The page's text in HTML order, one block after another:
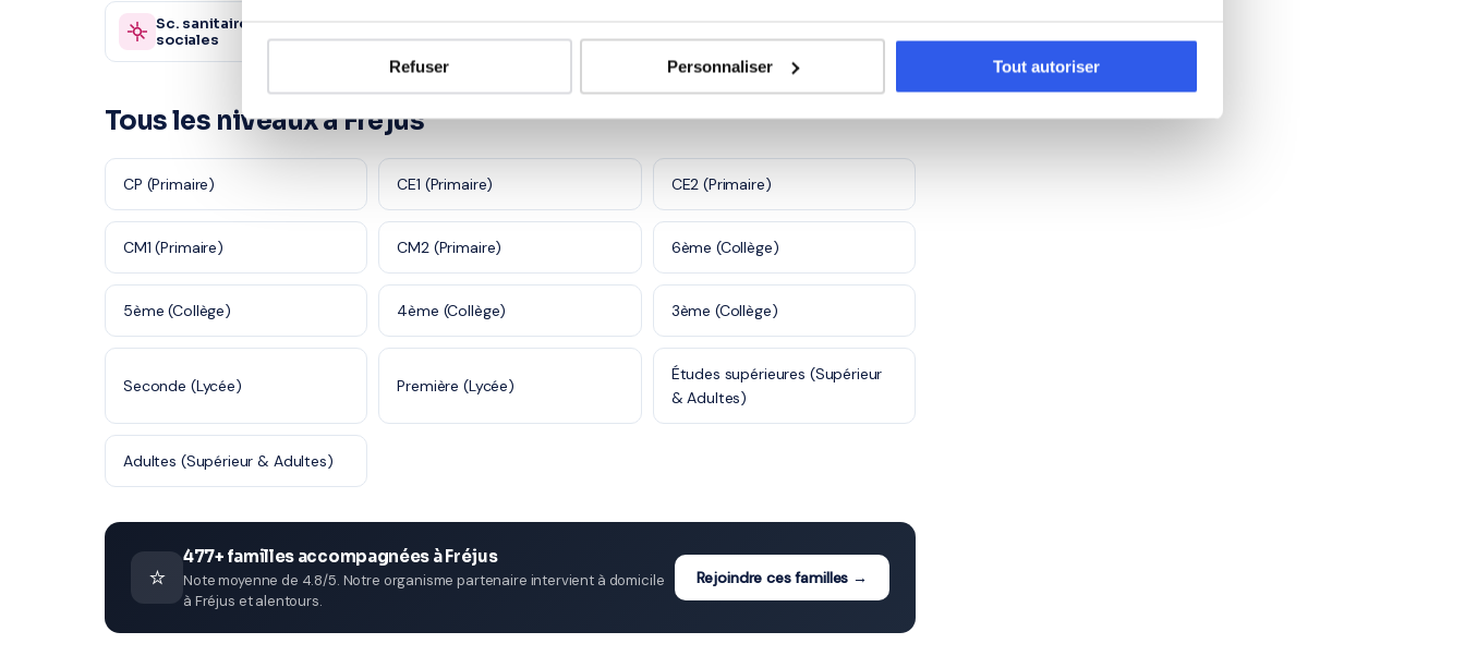
Refuser Personnaliser Tout autoriser
Sc. sanitaires et
sociales
Tous les niveaux à Fréjus
CP (Primaire) CE1 (Primaire) CE2 (Primaire)
CM1 (Primaire) CM2 (Primaire) 6ème (Collège)
5ème (Collège) 4ème (Collège) 3ème (Collège)
Seconde (Lycée) Première (Lycée)
Études supérieures (Supérieur
& Adultes)
Adultes (Supérieur & Adultes)
⭐
477+ familles accompagnées à Fréjus
Note moyenne de 4.8/5. Notre organisme partenaire intervient à domicile
à Fréjus et alentours.
Rejoindre ces familles →